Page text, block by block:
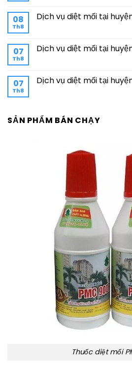
08
Th8
Dịch vụ diệt mối tại
07
Th8
Dịch vụ diệt mối tại
07
Th8
Dịch vụ diệt mối tại
SẢN PHẨM BÁN CHẠY
Thuốc diệt mối